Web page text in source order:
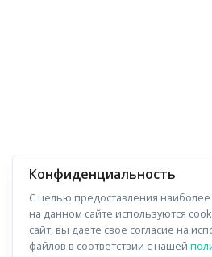
Конфиденциальность
С целью предоставления
на данном сайте используются
сайт, вы даете свое согласие на
файлов в соответствии с нашей